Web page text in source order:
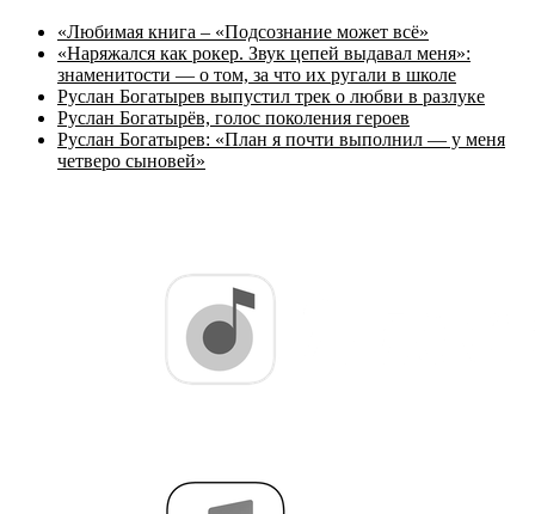
«Любимая книга – «Подсознание может всё»
«Наряжался как рокер. Звук цепей выдавал меня»:
знаменитости — о том, за что их ругали в школе
Руслан Богатырев выпустил трек о любви в разлуке
Руслан Богатырёв, голос поколения героев
Руслан Богатырев: «План я почти выполнил — у меня
четверо сыновей»